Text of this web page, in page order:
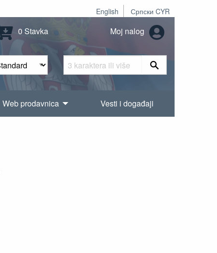
English Српски CYR
0 Stavka Moj nalog
Web prodavnica Vesti i događaji